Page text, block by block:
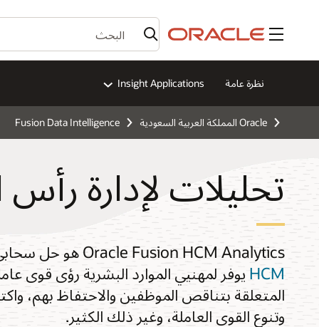
القائمة
نظرة عامة Insight Applications
Oracle المملكة العربية السعودية Fusion Data Intelligence
تحليلات لإدارة
Oracle Fusion HCM Analytics هو حل سحابي أصلي سابق الإنشاء لـ
HCM يوفر لمهنيي الموارد البشرية رؤى قوى
المتعلقة بتناقص الموظفين والاحتفاظ بهم،
وتنوع القوى العاملة، وغير ذلك الكثير.